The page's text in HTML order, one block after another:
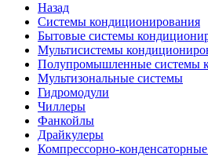
Назад
Системы кондиционирования
Бытовые системы
Мультисистемы
Полупромышленные системы
Мультизональные системы
Гидромодули
Чиллеры
Фанкойлы
Драйкулеры
Компрессорно-